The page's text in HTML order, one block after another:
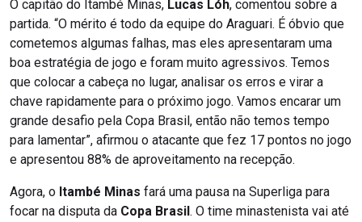
O capitão do Itambé Minas, Lucas Lóh, comentou sobre a
partida. “O mérito é todo da equipe do Araguari. É óbvio que
cometemos algumas falhas, mas eles apresentaram uma
boa estratégia de jogo e foram muito agressivos. Temos
que colocar a cabeça no lugar, analisar os erros e virar a
chave rapidamente para o próximo jogo. Vamos encarar um
grande desafio pela Copa Brasil, então não temos tempo
para lamentar”, afirmou o atacante que fez 17 pontos no jogo
e apresentou 88% de aproveitamento na recepção.
Agora, o Itambé Minas fará uma pausa na Superliga para
focar na disputa da Copa Brasil. O time minastenista vai até